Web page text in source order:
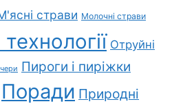
страви Молочні страви
технології Отруйні
Пироги і пиріжки
Поради Природні